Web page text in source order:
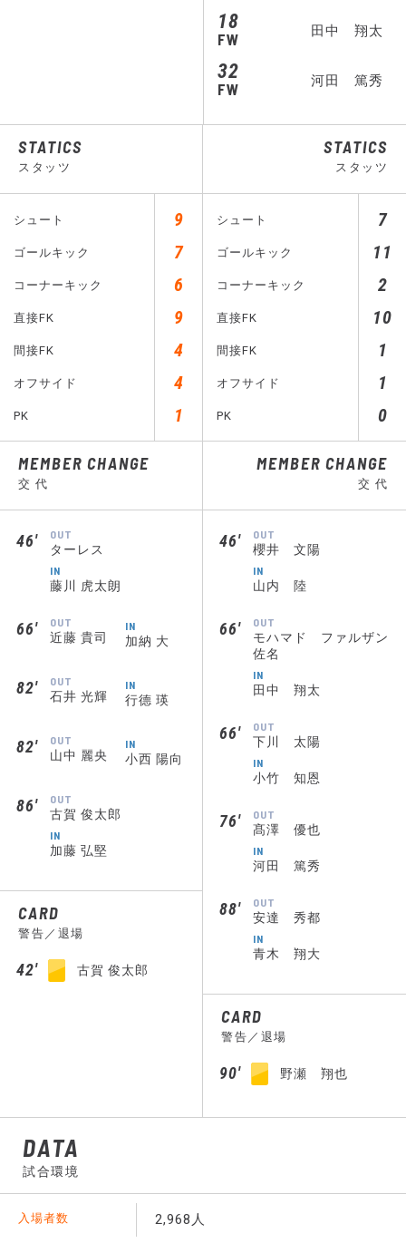
STATICS
スタッツ
シュート 9
ゴールキック 7
コーナーキック 6
直接FK 9
間接FK 4
オフサイド 4
PK 1
MEMBER CHANGE
交 代
46′ OUT
ターレス
IN
藤川 虎太朗
66′ OUT
近藤 貴司
IN
加納 大
82′ OUT
石井 光輝
IN
行德 瑛
82′ OUT
山中 麗央
IN
小西 陽向
86′ OUT
古賀 俊太郎
IN
加藤 弘堅
CARD
警告／退場
42′ 古賀 俊太郎
FW
18 田中 翔太
FW
32 河田 篤秀
STATICS
スタッツ
シュート 7
ゴールキック 11
コーナーキック 2
直接FK 10
間接FK 1
オフサイド 1
PK 0
MEMBER CHANGE
交 代
46′ OUT
櫻井 文陽
IN
山内 陸
66′ OUT
モハマド ファルザン
佐名
IN
田中 翔太
66′ OUT
下川 太陽
IN
小竹 知恩
76′ OUT
髙澤 優也
IN
河田 篤秀
88′ OUT
安達 秀都
IN
青木 翔大
CARD
警告／退場
90′ 野瀬 翔也
DATA
試合環境
入場者数 2,968人